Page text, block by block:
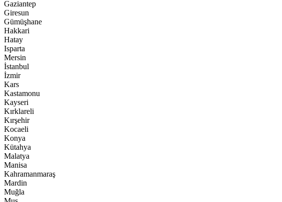
Gaziantep
Giresun
Gümüşhane
Hakkari
Hatay
Isparta
Mersin
İstanbul
İzmir
Kars
Kastamonu
Kayseri
Kırklareli
Kırşehir
Kocaeli
Konya
Kütahya
Malatya
Manisa
Kahramanmaraş
Mardin
Muğla